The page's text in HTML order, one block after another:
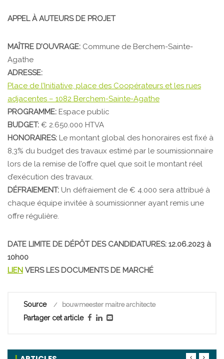
APPEL À AUTEURS DE PROJET
MAÎTRE D’OUVRAGE: Commune de Berchem-Sainte-
Agathe
ADRESSE:
Place de l’Initiative, place des Coopérateurs et les rues
adjacentes – 1082 Berchem-Sainte-Agathe
PROGRAMME: Espace public
BUDGET: € 2.650.000 HTVA
HONORAIRES: Le montant global des honoraires est fixé à
8,3% du budget des travaux estimé par le soumissionnaire
lors de la remise de l’offre quel que soit le montant réel
d’exécution des travaux.
DÉFRAIEMENT: Un défraiement de € 4.000 sera attribué à
chaque équipe invitée à soumissionner ayant remis une
offre régulière.
DATE LIMITE DE DÉPÔT DES CANDIDATURES: 12.06.2023 à
10h00
LIEN VERS LES DOCUMENTS DE MARCHÉ
Source bouwmeester maitre architecte
Partager cet article